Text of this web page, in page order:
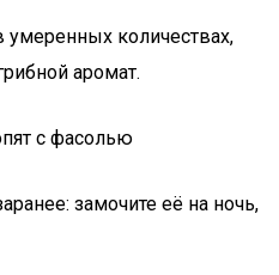
количествах,
аромат.
с фасолью
замочите её на ночь,